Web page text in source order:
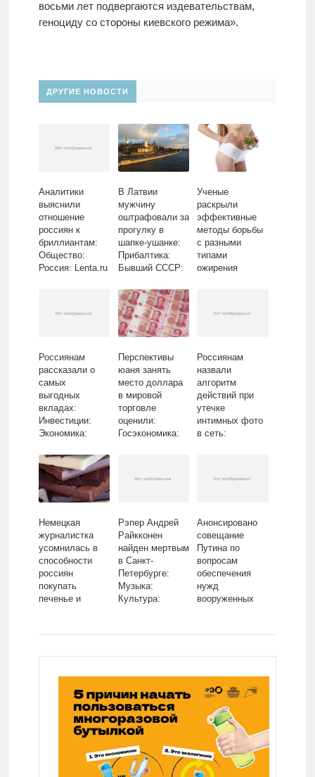
восьми лет подвергаются издевательствам,
геноциду со стороны киевского режима».
ДРУГИЕ НОВОСТИ
Аналитики
выяснили
отношение
россиян к
бриллиантам:
Общество:
Россия: Lenta.ru
В Латвии
мужчину
оштрафовали за
прогулку в
шапке-ушанке:
Прибалтика:
Бывший СССР:
Ученые
раскрыли
эффективные
методы борьбы
с разными
типами
ожирения
Россиянам
рассказали о
самых
выгодных
вкладах:
Инвестиции:
Экономика:
Перспективы
юаня занять
место доллара
в мировой
торговле
оценили:
Госэкономика:
Россиянам
назвали
алгоритм
действий при
утечке
интимных фото
в сеть:
Немецкая
журналистка
усомнилась в
способности
россиян
покупать
печенье и
Lenta.ru
Рэпер Андрей
Райкконен
найден мертвым
в Санкт-
Петербурге:
Музыка:
Культура:
Анонсировано
совещание
Путина по
вопросам
обеспечения
нужд
вооруженных